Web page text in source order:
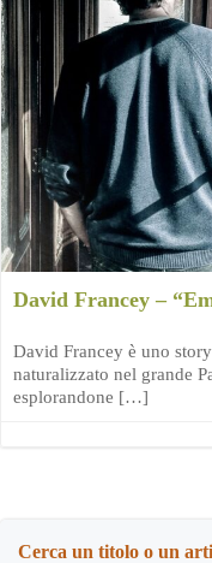
David Francey –
David Francey è uno
naturalizzato nel grande
esplorandone […]
Cerca un titolo o un